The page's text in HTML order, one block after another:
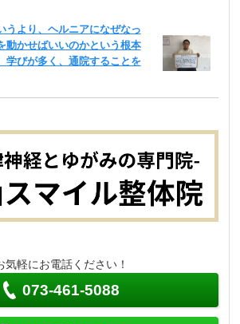
うより、ヘルニアになぜなっ
動かせばいいのかという根本
学びが多く、通院することを
気軽にお電話ください！
073-461-5088